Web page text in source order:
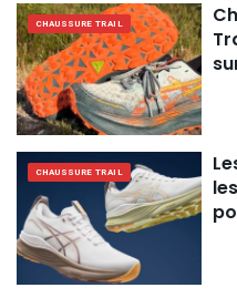
CHAUSSURE TRAIL
CHAUSSURE TRAIL